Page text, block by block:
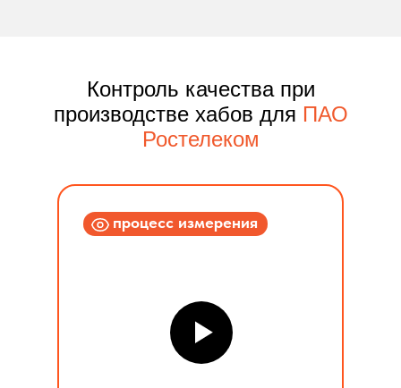
Контроль качества при
производстве хабов для ПАО
Ростелеком
процесс измерения